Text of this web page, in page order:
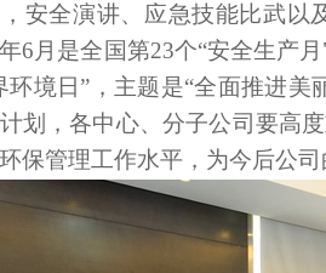
安全演讲、应急技能比武以
6月是全国第23个“安全生产
环境日”，主题是“全面推进
划，各中心、分子公司要高
保管理工作水平，为今后公